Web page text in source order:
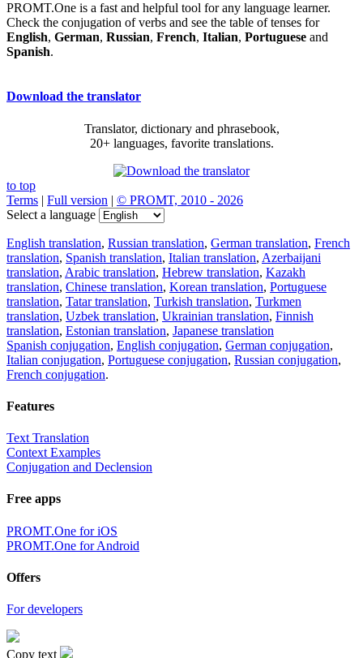
PROMT.One is a fast and helpful tool for any language learner.
Check the conjugation of verbs and see the table of tenses for
English, German, Russian, French, Italian, Portuguese and
Spanish.
Download the translator
Translator, dictionary and phrasebook,
20+ languages, favorite translations.
to top
Terms | Full version | © PROMT, 2010 - 2026
Select a language
English translation, Russian translation, German translation, French
translation, Spanish translation, Italian translation, Azerbaijani
translation, Arabic translation, Hebrew translation, Kazakh
translation, Chinese translation, Korean translation, Portuguese
translation, Tatar translation, Turkish translation, Turkmen
translation, Uzbek translation, Ukrainian translation, Finnish
translation, Estonian translation, Japanese translation
Spanish conjugation, English conjugation, German conjugation,
Italian conjugation, Portuguese conjugation, Russian conjugation,
French conjugation.
Features
Text Translation
Context Examples
Conjugation and Declension
Free apps
PROMT.One for iOS
PROMT.One for Android
Offers
For developers
Copy text